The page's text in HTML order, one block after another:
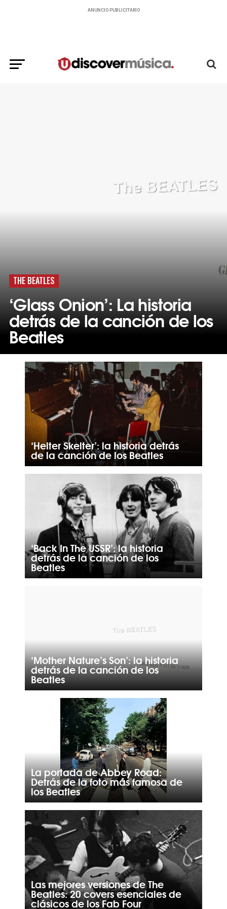
ANUNCIO PUBLICITARIO
THE BEATLES
‘Glass Onion’: La historia
detrás de la canción de los
Beatles
‘Helter Skelter’: la historia detrás
de la canción de los Beatles
‘Back In The USSR’: la historia
detrás de la canción de los
Beatles
‘Mother Nature’s Son’: la historia
detrás de la canción de los
Beatles
La portada de Abbey Road:
Detrás de la foto más famosa de
los Beatles
Las mejores versiones de The
Beatles: 20 covers esenciales de
clásicos de los Fab Four